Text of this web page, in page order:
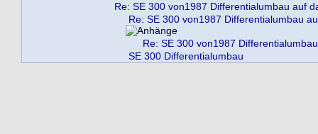
Re: SE 300 von1987 Differentialumbau auf
Re: SE 300 von1987 Differentialumbau
Re: SE 300 von1987
SE 300 Differentialumbau